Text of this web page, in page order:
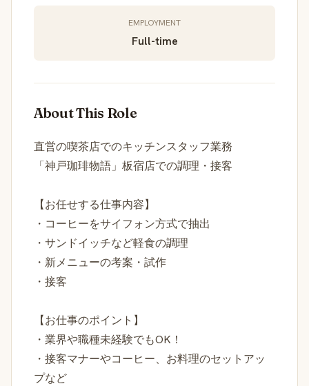
EMPLOYMENT
Full-time
About This Role
直営の喫茶店でのキッチンスタッフ業務
「神戸珈琲物語」板宿店での調理・接客
【お任せする仕事内容】
・コーヒーをサイフォン方式で抽出
・サンドイッチなど軽食の調理
・新メニューの考案・試作
・接客
【お仕事のポイント】
・業界や職種未経験でもOK！
・接客マナーやコーヒー、お料理のセットアッ
プなど